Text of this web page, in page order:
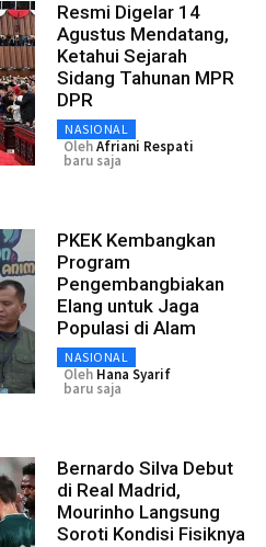
Resmi Digelar 14
Agustus Mendatang,
Ketahui Sejarah
Sidang Tahunan MPR
DPR
NASIONAL
OlehAfriani Respati
baru saja
PKEK Kembangkan
Program
Pengembangbiakan
Elang untuk Jaga
Populasi di Alam
NASIONAL
Oleh Hana Syarif
baru saja
Bernardo Silva Debut
di Real Madrid,
Mourinho Langsung
Soroti Kondisi Fisiknya